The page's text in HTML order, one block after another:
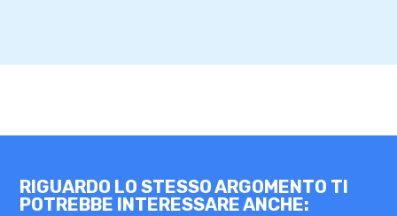
RIGUARDO LO STESSO ARGOMENTO TI
POTREBBE INTERESSARE ANCHE: